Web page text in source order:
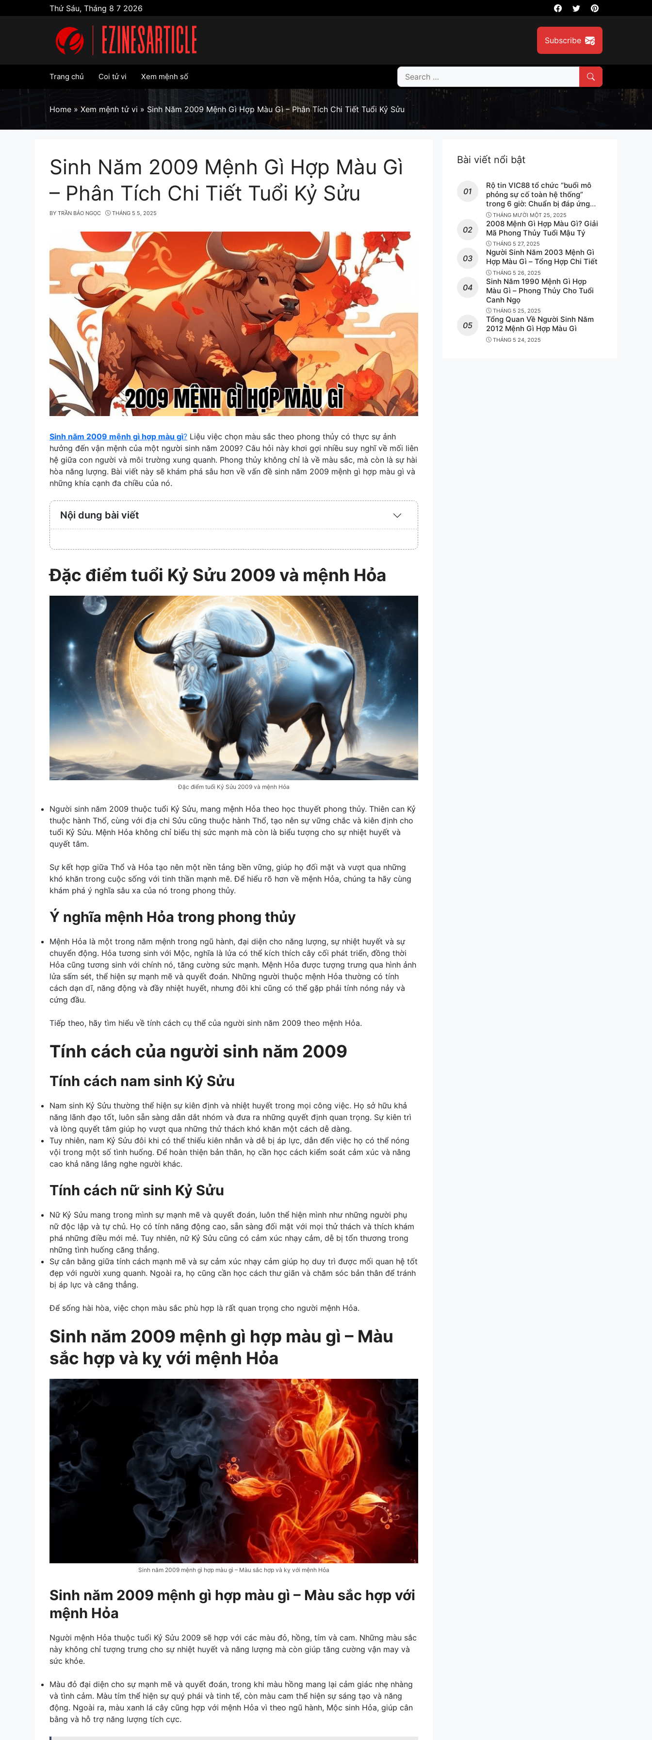
to
Thứ Sáu, Tháng 8 7 2026
Subscribe
Trang chủ Coi tử vi Xem mệnh số
Search
for:
Home » Xem mệnh tử vi » Sinh Năm 2009 Mệnh Gì Hợp Màu Gì – Phân Tích Chi Tiết Tuổi Kỷ Sửu
Sinh Năm 2009 Mệnh Gì Hợp Màu Gì
– Phân Tích Chi Tiết Tuổi Kỷ Sửu
BY TRẦN BẢO NGỌC THÁNG 5 5, 2025
Sinh năm 2009 mệnh gì hợp màu gì? Liệu việc chọn màu sắc theo phong thủy có thực sự ảnh
hưởng đến vận mệnh của một người sinh năm 2009? Câu hỏi này khơi gợi nhiều suy nghĩ về mối liên
hệ giữa con người và môi trường xung quanh. Phong thủy không chỉ là về màu sắc, mà còn là sự hài
hòa năng lượng. Bài viết này sẽ khám phá sâu hơn về vấn đề sinh năm 2009 mệnh gì hợp màu gì và
những khía cạnh đa chiều của nó.
Nội dung bài viết
Expand
Collapse
Đặc điểm tuổi Kỷ Sửu 2009 và mệnh Hỏa
Đặc điểm tuổi Kỷ Sửu 2009 và mệnh Hỏa
Người sinh năm 2009 thuộc tuổi Kỷ Sửu, mang mệnh Hỏa theo học thuyết phong thủy. Thiên can Kỷ
thuộc hành Thổ, cùng với địa chi Sửu cũng thuộc hành Thổ, tạo nên sự vững chắc và kiên định cho
tuổi Kỷ Sửu. Mệnh Hỏa không chỉ biểu thị sức mạnh mà còn là biểu tượng cho sự nhiệt huyết và
quyết tâm.
Sự kết hợp giữa Thổ và Hỏa tạo nên một nền tảng bền vững, giúp họ đối mặt và vượt qua những
khó khăn trong cuộc sống với tinh thần mạnh mẽ. Để hiểu rõ hơn về mệnh Hỏa, chúng ta hãy cùng
khám phá ý nghĩa sâu xa của nó trong phong thủy.
Ý nghĩa mệnh Hỏa trong phong thủy
Mệnh Hỏa là một trong năm mệnh trong ngũ hành, đại diện cho năng lượng, sự nhiệt huyết và sự
chuyển động. Hỏa tương sinh với Mộc, nghĩa là lửa có thể kích thích cây cối phát triển, đồng thời
Hỏa cũng tương sinh với chính nó, tăng cường sức mạnh. Mệnh Hỏa được tượng trưng qua hình ảnh
lửa sấm sét, thể hiện sự mạnh mẽ và quyết đoán. Những người thuộc mệnh Hỏa thường có tính
cách dạn dĩ, năng động và đầy nhiệt huyết, nhưng đôi khi cũng có thể gặp phải tính nóng nảy và
cứng đầu.
Tiếp theo, hãy tìm hiểu về tính cách cụ thể của người sinh năm 2009 theo mệnh Hỏa.
Tính cách của người sinh năm 2009
Tính cách nam sinh Kỷ Sửu
Nam sinh Kỷ Sửu thường thể hiện sự kiên định và nhiệt huyết trong mọi công việc. Họ sở hữu khả
năng lãnh đạo tốt, luôn sẵn sàng dẫn dắt nhóm và đưa ra những quyết định quan trọng. Sự kiên trì
và lòng quyết tâm giúp họ vượt qua những thử thách khó khăn một cách dễ dàng.
Tuy nhiên, nam Kỷ Sửu đôi khi có thể thiếu kiên nhẫn và dễ bị áp lực, dẫn đến việc họ có thể nóng
vội trong một số tình huống. Để hoàn thiện bản thân, họ cần học cách kiểm soát cảm xúc và nâng
cao khả năng lắng nghe người khác.
Tính cách nữ sinh Kỷ Sửu
Nữ Kỷ Sửu mang trong mình sự mạnh mẽ và quyết đoán, luôn thể hiện mình như những người phụ
nữ độc lập và tự chủ. Họ có tính năng động cao, sẵn sàng đối mặt với mọi thử thách và thích khám
phá những điều mới mẻ. Tuy nhiên, nữ Kỷ Sửu cũng có cảm xúc nhạy cảm, dễ bị tổn thương trong
những tình huống căng thẳng.
Sự cân bằng giữa tính cách mạnh mẽ và sự cảm xúc nhạy cảm giúp họ duy trì được mối quan hệ tốt
đẹp với người xung quanh. Ngoài ra, họ cũng cần học cách thư giãn và chăm sóc bản thân để tránh
bị áp lực và căng thẳng.
Để sống hài hòa, việc chọn màu sắc phù hợp là rất quan trọng cho người mệnh Hỏa.
Sinh năm 2009 mệnh gì hợp màu gì – Màu
sắc hợp và kỵ với mệnh Hỏa
Sinh năm 2009 mệnh gì hợp màu gì – Màu sắc hợp và kỵ với mệnh Hỏa
Sinh năm 2009 mệnh gì hợp màu gì – Màu sắc hợp với
mệnh Hỏa
Người mệnh Hỏa thuộc tuổi Kỷ Sửu 2009 sẽ hợp với các màu đỏ, hồng, tím và cam. Những màu sắc
này không chỉ tượng trưng cho sự nhiệt huyết và năng lượng mà còn giúp tăng cường vận may và
sức khỏe.
Màu đỏ đại diện cho sự mạnh mẽ và quyết đoán, trong khi màu hồng mang lại cảm giác nhẹ nhàng
và tình cảm. Màu tím thể hiện sự quý phái và tinh tế, còn màu cam thể hiện sự sáng tạo và năng
động. Ngoài ra, màu xanh lá cây cũng hợp với mệnh Hỏa vì theo ngũ hành, Mộc sinh Hỏa, giúp cân
bằng và hỗ trợ năng lượng tích cực.
Bài viết nổi bật
Rộ tin VIC88 tổ chức “buổi mô
phỏng sự cố toàn hệ thống”
trong 6 giờ: Chuẩn bị đáp ứng
yêu cầu an toàn – minh bạch cho
thí điểm cá cược hợp pháp?
THÁNG MƯỜI MỘT 25, 2025
2008 Mệnh Gì Hợp Màu Gì? Giải
Mã Phong Thủy Tuổi Mậu Tý
THÁNG 5 27, 2025
Người Sinh Năm 2003 Mệnh Gì
Hợp Màu Gì – Tổng Hợp Chi Tiết
THÁNG 5 26, 2025
Sinh Năm 1990 Mệnh Gì Hợp
Màu Gì – Phong Thủy Cho Tuổi
Canh Ngọ
THÁNG 5 25, 2025
Tổng Quan Về Người Sinh Năm
2012 Mệnh Gì Hợp Màu Gì
THÁNG 5 24, 2025